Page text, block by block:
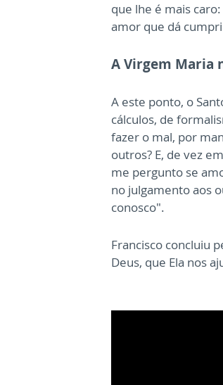
que lhe é mais
amor que dá
A Virgem Maria
A este ponto, o
cálculos, de
fazer o mal, por
outros? E, de vez
me pergunto se
no julgamento aos
conosco".
Francisco concluiu
Deus, que Ela nos